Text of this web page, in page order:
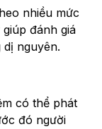
nhiều mức
đánh giá
nguyên.
có thể phát
đó người